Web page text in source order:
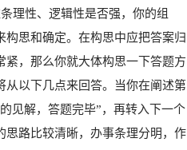
条理性、 逻辑性是否强， 你的组
构思和确定。在构思中应把答案归
， 那么你就大体构思一下答题方
从以下几点来回 答。
当你在阐述第
见解， 答题完毕”， 再转入下一个
路比较清晰， 办事条理分明， 作